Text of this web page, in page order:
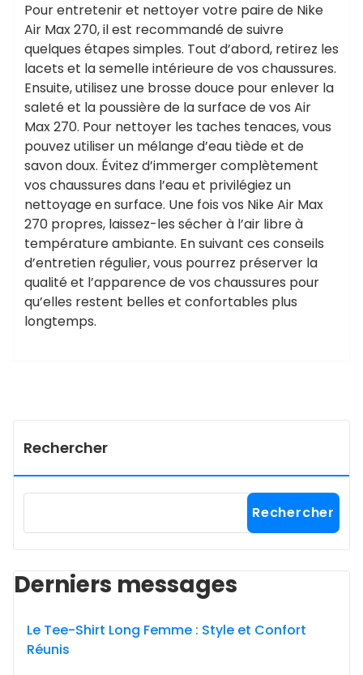
Pour entretenir et nettoyer votre paire de Nike
Air Max 270, il est recommandé de suivre
quelques étapes simples. Tout d’abord, retirez les
lacets et la semelle intérieure de vos chaussures.
Ensuite, utilisez une brosse douce pour enlever la
saleté et la poussière de la surface de vos Air
Max 270. Pour nettoyer les taches tenaces, vous
pouvez utiliser un mélange d’eau tiède et de
savon doux. Évitez d’immerger complètement
vos chaussures dans l’eau et privilégiez un
nettoyage en surface. Une fois vos Nike Air Max
270 propres, laissez-les sécher à l’air libre à
température ambiante. En suivant ces conseils
d’entretien régulier, vous pourrez préserver la
qualité et l’apparence de vos chaussures pour
qu’elles restent belles et confortables plus
longtemps.
Rechercher
Rechercher
Derniers messages
Le Tee-Shirt Long Femme : Style et Confort
Réunis